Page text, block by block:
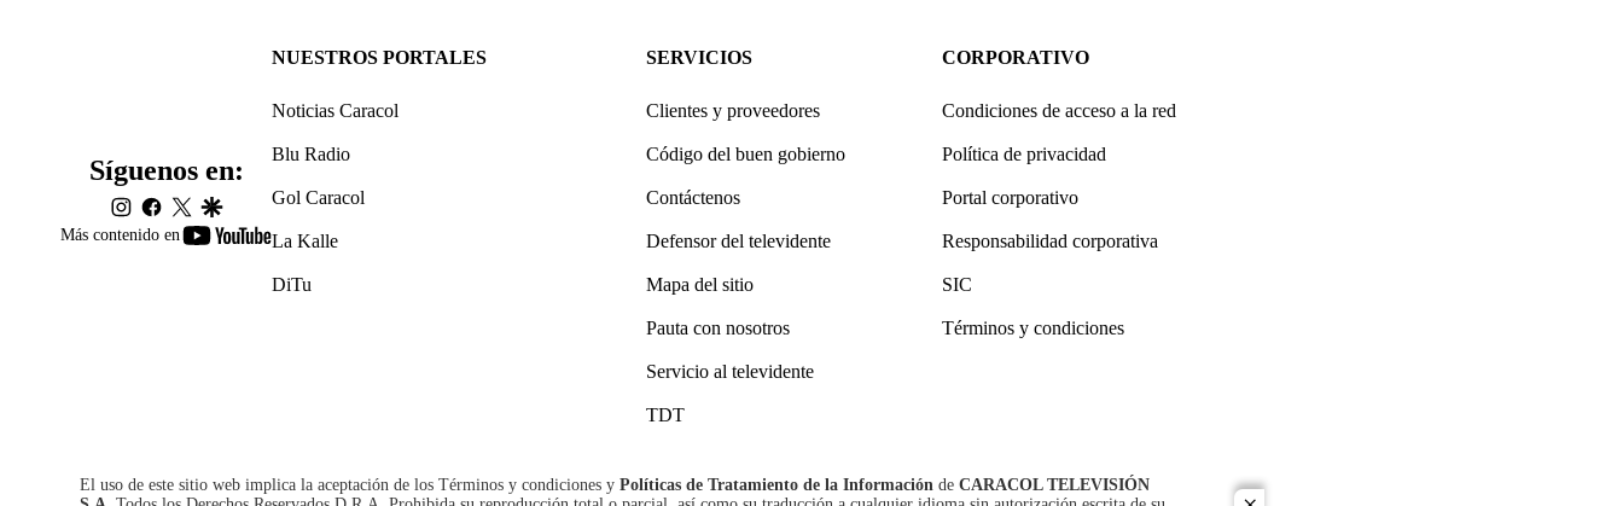
Más contenido en
youtube-
Síguenos en:
instagram
facebook
twittergoogle
NUESTROS PORTALES
Noticias Caracol
Blu Radio
Gol Caracol
La Kalle
DiTu
SERVICIOS
Clientes y proveedores
Código del buen gobierno
Contáctenos
Defensor del televidente
Mapa del sitio
Pauta con nosotros
Servicio al televidente
TDT
CORPORATIVO
Condiciones de acceso a la red
Política de privacidad
Portal corporativo
Responsabilidad corporativa
SIC
Términos y condiciones
El uso de este sitio web implica la aceptación de los Términos y condiciones y Políticas de Tratamiento de la Información de CARACOL TELEVISIÓN